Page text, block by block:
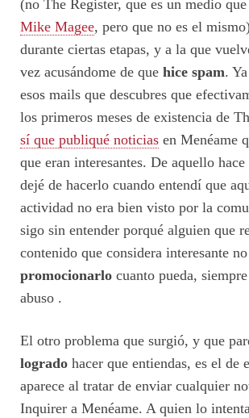
(no The Register, que es un medio
Mike Magee, pero que no es el
durante ciertas etapas, y a la que
vez acusándome de que hice spam.
esos mails que descubres que
los primeros meses de existencia de
sí que publiqué noticias en Menéame
que eran interesantes. De aquello
dejé de hacerlo cuando entendí que
actividad no era bien visto por la
sigo sin entender porqué alguien que
contenido que considera interesante
promocionarlo cuanto pueda,
abuso .
El otro problema que surgió, y que
logrado hacer que entiendas, es el de
aparece al tratar de enviar cualquier
Inquirer a Menéame. A quien lo